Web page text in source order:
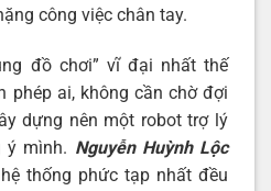
công việc chân tay.
đồ chơi” vĩ đại nhất thế
phép ai, không cần chờ đợi
dựng nên một robot trợ lý
ý mình. Nguyễn Huỳnh Lộc
thống phức tạp nhất đều